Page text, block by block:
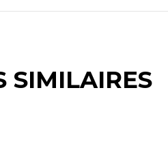
SIMILAIRES